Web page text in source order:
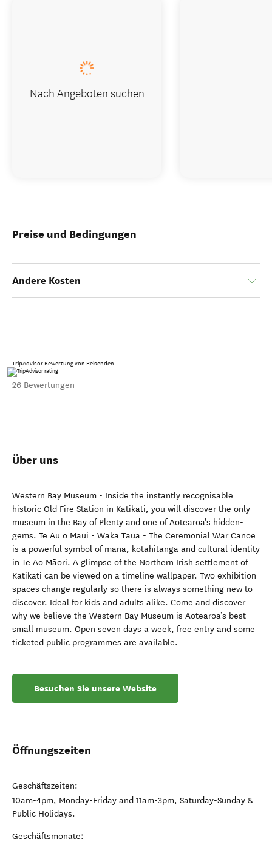
Preise und Bedingungen
Andere Kosten
TripAdvisor Bewertung von Reisenden
26 Bewertungen
Über uns
Western Bay Museum - Inside the instantly recognisable
historic Old Fire Station in Katikati, you will discover the only
museum in the Bay of Plenty and one of Aotearoa’s hidden-
gems. Te Au o Maui - Waka Taua - The Ceremonial War Canoe
is a powerful symbol of mana, kotahitanga and cultural identity
in Te Ao Māori. A glimpse of the Northern Irish settlement of
Katikati can be viewed on a timeline wallpaper. Two exhibition
spaces change regularly so there is always something new to
discover. Ideal for kids and adults alike. Come and discover
why we believe the Western Bay Museum is Aotearoa’s best
small museum. Open seven days a week, free entry and some
ticketed public programmes are available.
Besuchen Sie unsere Website
Öffnungszeiten
Geschäftszeiten:
10am-4pm, Monday-Friday and 11am-3pm, Saturday-Sunday &
Public Holidays.
Geschäftsmonate:
Nach Angeboten suchen